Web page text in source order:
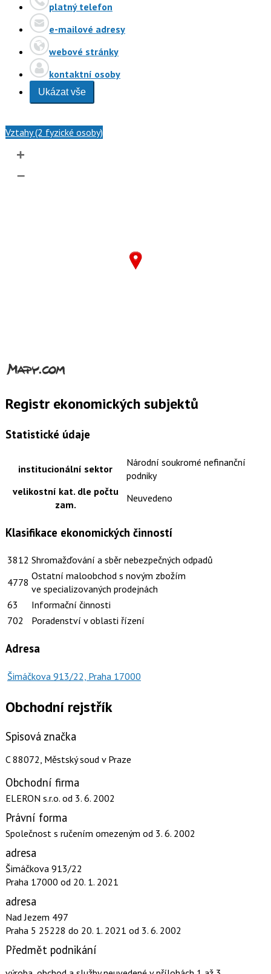
platný telefon
e-mailové adresy
webové stránky
kontaktní osoby
Ukázat vše
Vztahy (2 fyzické osoby)
+
–
Registr ekonomických subjektů
Statistické údaje
institucionální sektor
Národní soukromé nefinanční
podniky
velikostní kat. dle počtu
zam.
Neuvedeno
Klasifikace ekonomických činností
3812 Shromažďování a sběr nebezpečných odpadů
4778
Ostatní maloobchod s novým zbožím
ve specializovaných prodejnách
63
Informační činnosti
702
Poradenství v oblasti řízení
Adresa
Šimáčkova 913/22, Praha 17000
Obchodní rejstřík
Spisová značka
C 88072, Městský soud v Praze
Obchodní firma
ELERON s.r.o. od 3. 6. 2002
Právní forma
Společnost s ručením omezeným od 3. 6. 2002
adresa
Šimáčkova 913/22
Praha 17000 od 20. 1. 2021
adresa
Nad Jezem 497
Praha 5 25228 do 20. 1. 2021 od 3. 6. 2002
Předmět podnikání